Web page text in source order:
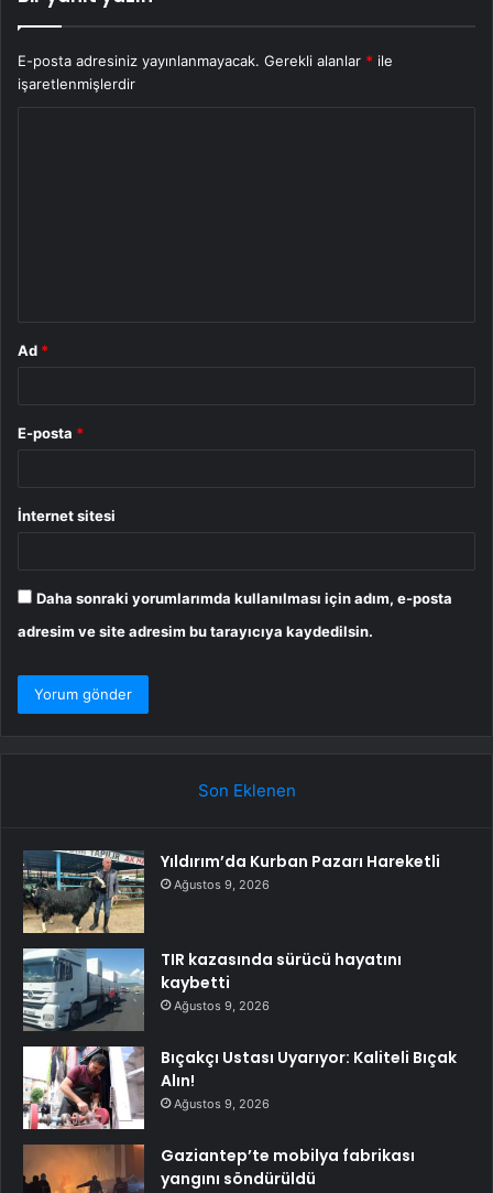
E-posta adresiniz yayınlanmayacak. Gerekli alanlar * ile
işaretlenmişlerdir
Ad *
E-posta *
İnternet sitesi
Daha sonraki yorumlarımda kullanılması için adım, e-posta
adresim ve site adresim bu tarayıcıya kaydedilsin.
Son Eklenen
Yıldırım’da Kurban Pazarı Hareketli
Ağustos 9, 2026
TIR kazasında sürücü hayatını
kaybetti
Ağustos 9, 2026
Bıçakçı Ustası Uyarıyor: Kaliteli Bıçak
Alın!
Ağustos 9, 2026
Gaziantep’te mobilya fabrikası
yangını söndürüldü